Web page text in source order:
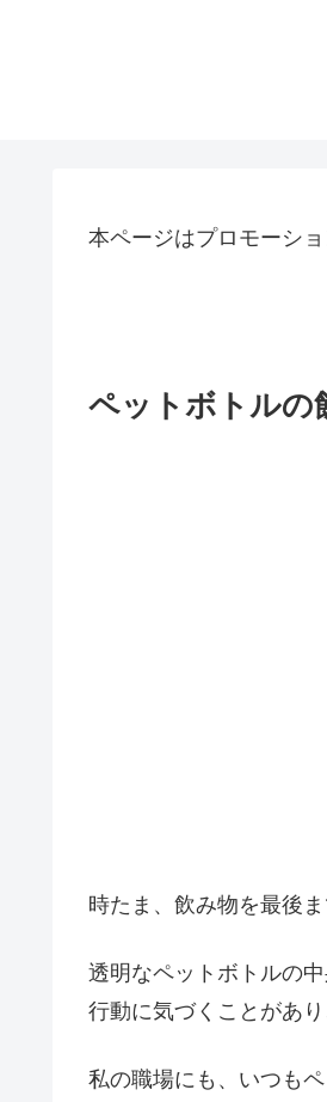
本ページはプロモーシ
ペットボトルの
時たま、飲み物を最後
透明なペットボトルの
行動に気づくことがあ
私の職場にも、いつも